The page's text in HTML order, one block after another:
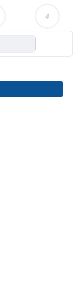
4